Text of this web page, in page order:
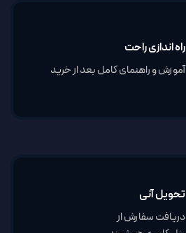
راه اندازی راحت
آموزش و راهنمای کامل بعد از خرید
تحویل آنی
دریافت سفارش از